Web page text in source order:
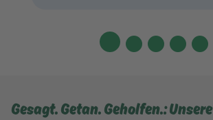
Gesagt. Getan. Geholfen.: Unsere